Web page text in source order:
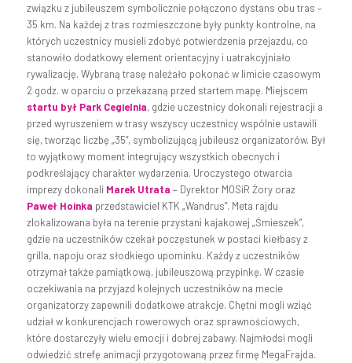
związku z jubileuszem symbolicznie połączono dystans obu tras –
35 km. Na każdej z tras rozmieszczone były punkty kontrolne, na
których uczestnicy musieli zdobyć potwierdzenia przejazdu, co
stanowiło dodatkowy element orientacyjny i uatrakcyjniało
rywalizację. Wybraną trasę należało pokonać w limicie czasowym
2 godz. w oparciu o przekazaną przed startem mapę. Miejscem
startu był Park Cegielnia, gdzie uczestnicy dokonali rejestracji a
przed wyruszeniem w trasy wszyscy uczestnicy wspólnie ustawili
się, tworząc liczbę „35”, symbolizującą jubileusz organizatorów. Był
to wyjątkowy moment integrujący wszystkich obecnych i
podkreślający charakter wydarzenia. Uroczystego otwarcia
imprezy dokonali Marek Utrata – Dyrektor MOSiR Żory oraz
Paweł Hoinka przedstawiciel KTK „Wandrus”. Meta rajdu
zlokalizowana była na terenie przystani kajakowej „Śmieszek”,
gdzie na uczestników czekał poczęstunek w postaci kiełbasy z
grilla, napoju oraz słodkiego upominku. Każdy z uczestników
otrzymał także pamiątkową, jubileuszową przypinkę. W czasie
oczekiwania na przyjazd kolejnych uczestników na mecie
organizatorzy zapewnili dodatkowe atrakcje. Chętni mogli wziąć
udział w konkurencjach rowerowych oraz sprawnościowych,
które dostarczyły wielu emocji i dobrej zabawy. Najmłodsi mogli
odwiedzić strefę animacji przygotowaną przez firmę MegaFrajda.